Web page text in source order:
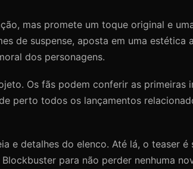
mas promete um toque original e
de suspense, aposta em uma estética
dos personagens.
Os fãs podem conferir as primeiras
perto todos os lançamentos
e detalhes do elenco. Até lá, o teaser
para não perder nenhuma